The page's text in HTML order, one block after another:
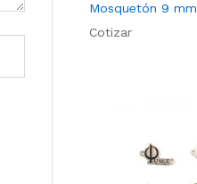
Mosquetón 9 mm
Cotizar